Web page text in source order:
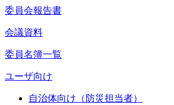
委員会報告書
会議資料
委員名簿一覧
ユーザ向け
自治体向け（防災担当者）